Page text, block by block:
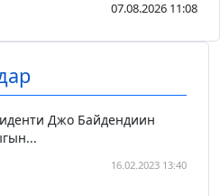
07.08.2026 11:08
Джо Байдендиин
16.02.2023 13:40